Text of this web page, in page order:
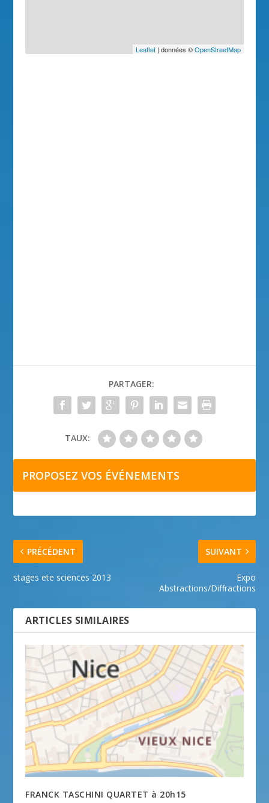
Leaflet| données ©OpenStreetMap
PARTAGER:
TAUX:
PROPOSEZ VOS ÉVÉNEMENTS
PRÉCÉDENT
stages ete sciences 2013
SUIVANT
Expo
Abstractions/Diffractions
ARTICLES SIMILAIRES
FRANCK TASCHINI QUARTET à 20h15